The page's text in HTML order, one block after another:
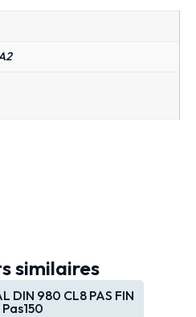
similaires
DIN 980 CL8 PAS FIN